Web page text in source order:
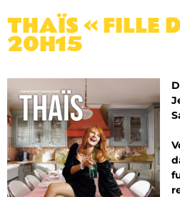
THAÏS « FILLE
20H15